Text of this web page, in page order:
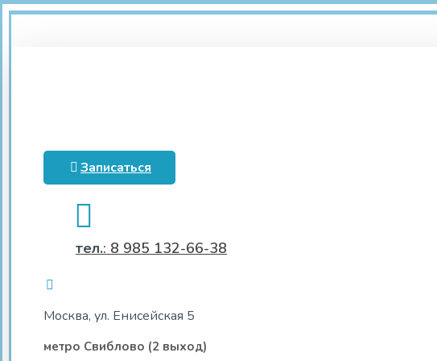
Записаться
тел.: 8 985 132-66-38
Москва, ул. Енисейская 5
метро Свиблово (2 выход)